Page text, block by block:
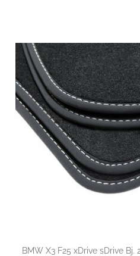
BMW X3 F25 xDrive sDrive Bj.